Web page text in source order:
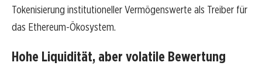
Tokenisierung institutioneller Vermögenswerte als Treiber für
das Ethereum-Ökosystem.
Hohe Liquidität, aber volatile Bewertung